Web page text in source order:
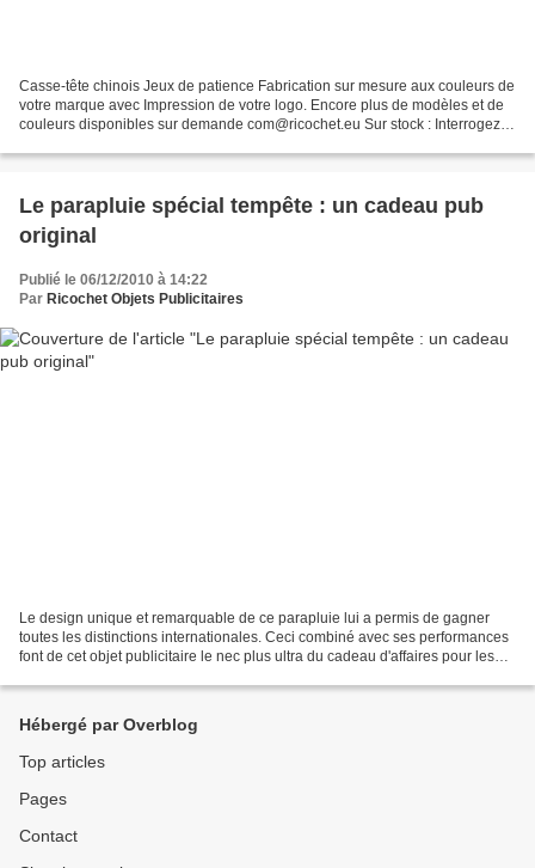
Casse-tête chinois Jeux de patience Fabrication sur mesure aux couleurs de
votre marque avec Impression de votre logo. Encore plus de modèles et de
couleurs disponibles sur demande com@ricochet.eu Sur stock : Interrogez-
Le parapluie spécial tempête : un cadeau pub
original
Publié le 06/12/2010 à 14:22
Par Ricochet Objets Publicitaires
Le design unique et remarquable de ce parapluie lui a permis de gagner
toutes les distinctions internationales. Ceci combiné avec ses performances
font de cet objet publicitaire le nec plus ultra du cadeau d'affaires pour les
Hébergé par Overblog
Top articles
Pages
Contact